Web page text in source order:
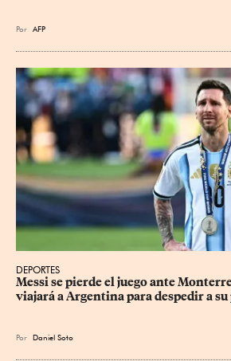
Por AFP
DEPORTES
Messi se pierde el juego ante
viajará a Argentina para despedir a su
Por Daniel Soto